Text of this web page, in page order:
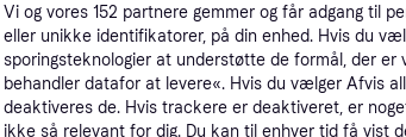
Specifikationer
Vi og vores 152 partnere gemmer og får adgang til
eller unikke identifikatorer, på din enhed. Hvis du
sporingsteknologier at understøtte de formål, der er
behandler datafor at levere«. Hvis du vælger Afvis
deaktiveres de. Hvis trackere er deaktiveret, er
ikke så relevant for dig. Du kan til enhver tid få vist